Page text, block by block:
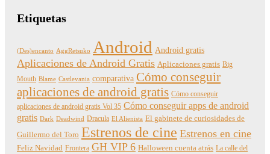
Etiquetas
(Des)encanto AggRetsuko Android Android gratis
Aplicaciones de Android Gratis Aplicaciones gratis Big
Mouth Blame Castlevania comparativa Cómo conseguir
aplicaciones de android gratis Cómo conseguir
aplicaciones de android gratis Vol 35 Cómo conseguir apps de android
gratis Dark Deadwind Dracula El Alienista El gabinete de curiosidades de
Guillermo del Toro Estrenos de cine Estrenos en cine
Feliz Navidad Frontera GH VIP 6 Halloween cuenta atrás La calle del